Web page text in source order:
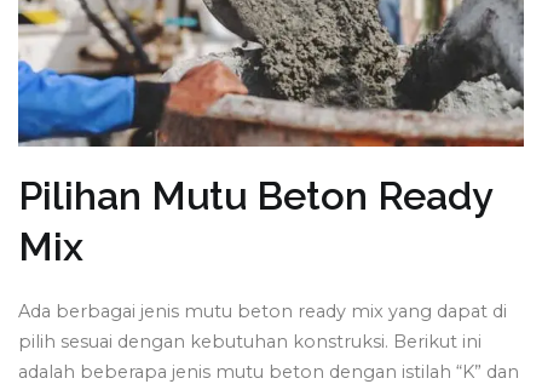
Pilihan Mutu Beton Ready
Mix
Ada berbagai jenis mutu beton ready mix yang dapat di
pilih sesuai dengan kebutuhan konstruksi. Berikut ini
adalah beberapa jenis mutu beton dengan istilah “K” dan